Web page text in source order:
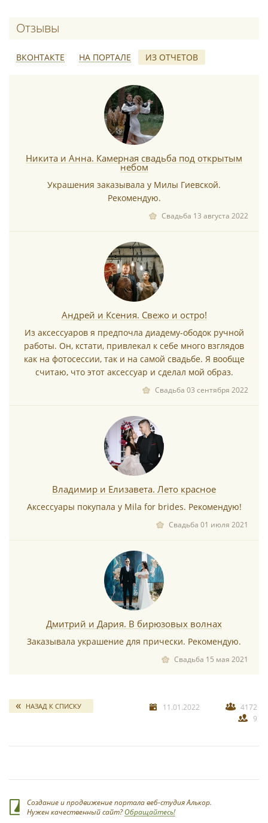
Отзывы о Mila for brides (Мила
ВКОНТАКТЕ НА ПОРТАЛЕ ИЗ ОТЧЕТОВ
*
Никита и Анна. Камерная свадьба под открытым
небом
Украшения заказывала у Милы Гиевской.
Рекомендую.
Свадьба 13 августа 2022
Андрей и Ксения. Свежо и остро!
Из аксессуаров я предпочла диадему-ободок ручной
работы. Он, кстати, привлекал к себе много взглядов
как на фотосессии, так и на самой свадьбе. Я вообще
считаю, что этот аксессуар и сделал мой образ.
Свадьба 03 сентября 2022
Владимир и Елизавета. Лето красное
Аксессуары покупала у Mila for brides. Рекомендую!
Свадьба 01 июля 2021
Дмитрий и Дария. В бирюзовых волнах
Заказывала украшение для прически. Рекомендую.
Свадьба 15 мая 2021
НАЗАД К СПИСКУ 11.01.2022
4172
9
Создание и продвижение портала веб-студия Алькор.
Нужен качественный сайт?Обращайтесь!